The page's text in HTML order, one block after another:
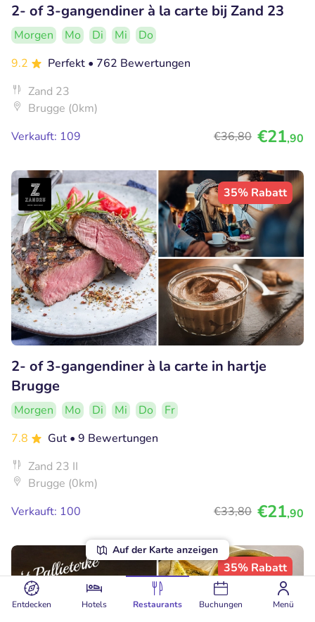
Entdecken Hotels Restaurants Buchungen Menü
Auf der Karte anzeigen
2- of 3-gangendiner à la carte bij Zand 23
Morgen Mo Di Mi
Do
9.2
Perfekt • 762 Bewertungen
Zand 23
Brugge (0km)
Verkauft: 109
€36,80 €21,90
35% Rabatt
2- of 3-gangendiner à la carte in hartje
Brugge
Morgen Mo Di Mi Do
Fr
7.8
Gut • 9 Bewertungen
Zand 23 II
Brugge (0km)
Verkauft: 100
€33,80 €21,90
35% Rabatt